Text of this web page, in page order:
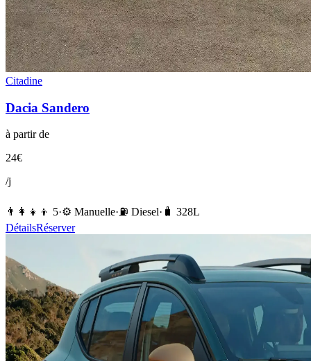
Citadine
Dacia Sandero
à partir de
24€
/j
👨‍👩‍👧‍👦 5·⚙️ Manuelle·⛽️ Diesel· 🧳 328L
DétailsRéserver